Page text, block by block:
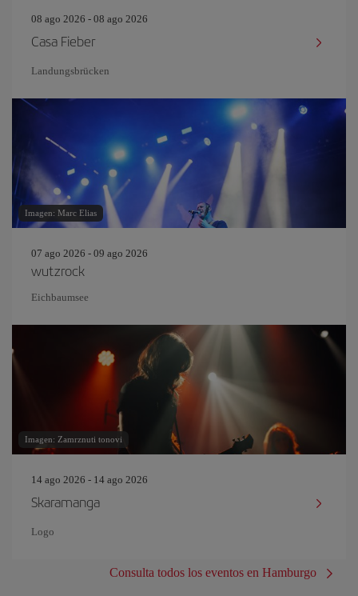
08 ago 2026 - 08 ago 2026
Casa Fieber
Landungsbrücken
Imagen: Marc Elias
07 ago 2026 - 09 ago 2026
wutzrock
Eichbaumsee
Imagen: Zamrznuti tonovi
14 ago 2026 - 14 ago 2026
Skaramanga
Logo
Consulta todos los eventos en Hamburgo